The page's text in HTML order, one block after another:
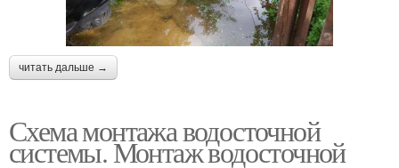
читать дальше →
Схема монтажа водосточной
системы. Монтаж водосточной